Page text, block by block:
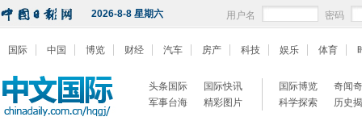
2026-8-8 星期六 用户名 密码
国际 中国 博览 财经 汽车 房产 科技 娱乐 体育
头条国际
国际快讯
军事台海
精彩图片
国际博览
奇闻
科学探索
历史